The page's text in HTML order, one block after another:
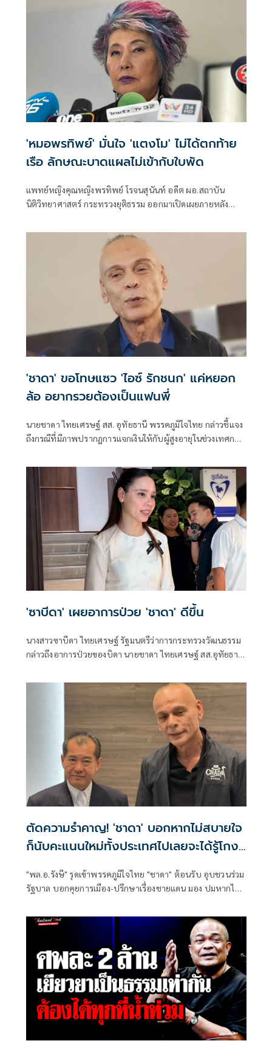
ยื่นตรงต่ออธิบดีกรมสอบสวนคดีพิเศษ (ดีเอสไอ)
'หมอพรทิพย์' มั่นใจ 'แตงโม' ไม่ได้ตกท้าย
เรือ ลักษณะบาดแผลไม่เข้ากับใบพัด
แพทย์หญิงคุณหญิงพรทิพย์ โรจนสุนันท์ อดีต ผอ.สถาบัน
นิติวิทยาศาสตร์ กระทรวงยุติธรรม ออกมาเปิดเผยภายหลัง
เวช และแพทย์ผู้เชี่ยวชาญด้านศัลยกรรมตกแต่ง
'ชาดา' ขอโทษแซว 'ไอซ์ รักชนก' แค่หยอก
ล้อ อยากรวยต้องเป็นแฟนพี่
นายชาดา ไทยเศรษฐ์ สส. อุทัยธานี พรรคภูมิใจไทย กล่าวชี้แจง
ถึงกรณีที่มีภาพปรากฏการแจกเงินให้กับผู้สูงอายุในช่วงเทศกาล
เป็นธรรมเนียมของไทย ในช่วงที่เศรษฐกิจไม่ดี แล้วตนก็แจก
แบบนี้มาตั้งแต่นานแล้วแต่ช่วงที่การเลือกตั้ง ไม่เคยมีการแจก
และการมาแจกช่วงนี้ก็ไม่ได้มีผลต่อการเลือกตั้งแล้ว
'ซาบีดา' เผยอาการป่วย 'ชาดา' ดีขึ้น
นางสาวซาบีดา ไทยเศรษฐ์ รัฐมนตรีว่าการกระทรวงวัฒนธรรม
กล่าวถึงอาการป่วยของบิดา นายชาดา ไทยเศรษฐ์ สส.อุทัยธานี
ป่วยของตัวเองว่า“ปวดคอไม่รู้จะอยู่ถึงปี 2570 หรือไม่
ตัดความรำคาญ! 'ชาดา' บอกหากไม่สบายใจ
ก็นับคะแนนใหม่ทั้งประเทศไปเลยจะได้รู้โกง
"พล.อ.รังษี" รุดเข้าพรรคภูมิใจไทย "ชาดา" ต้อนรับ อุบชวนร่วม
รัฐบาล บอกคุยการเมือง-ปรึกษาเรื่องชายแดน มอง ปมหากไม่
จริงจะได้ปรากฏ